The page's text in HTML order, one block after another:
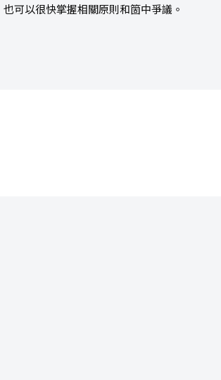
可以很快掌握相關原則和箇中爭議。